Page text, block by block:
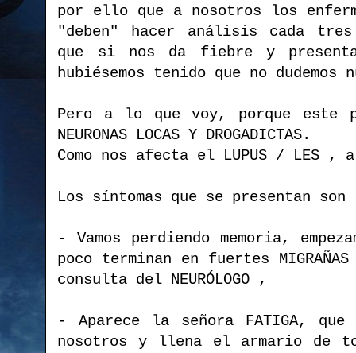
por ello que a nosotros los
"deben" hacer análisis cada
que si nos da fiebre y
hubiésemos tenido que no dudemos
Pero a lo que voy, porque este
NEURONAS LOCAS Y DROGADICTAS.
Como nos afecta el LUPUS / LES , a
Los síntomas que se presentan
- Vamos perdiendo memoria,
poco terminan en fuertes
consulta del NEURÓLOGO ,
- Aparece la señora FATIGA,
nosotros y llena el armario de